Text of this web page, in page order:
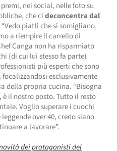
nei social, nelle foto su
che cideconcentra dal
“Vedo piatti che si somigliano,
a riempire il carrello di
Canga non ha risparmiato
(di cui lui stesso fa parte)
più esperti che sono
esclusivamente
della propria cucina. “Bisogna
è il nostro posto. Tutto il resto
Voglio superare i cuochi
over 40, credo siano
a lavorare”.
dei protagonisti del